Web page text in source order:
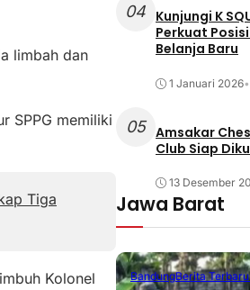
limbah dan
SPPG memiliki
Tiga
Kolonel
04 Kunjungi K
Perkuat
Belanja Baru
1 Januari 2026•
05 Amsakar
Club Siap
13 Desember
Jawa Barat
BandungBerita Terbaru